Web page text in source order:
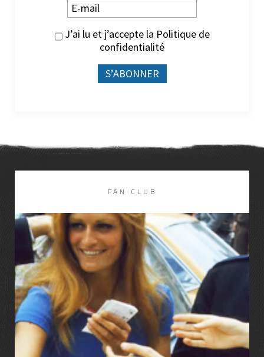
J’ai lu et j’accepte la Politique de
confidentialité
FAN CLUB
LIRE LA SUITE